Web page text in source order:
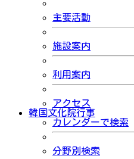
主要活動
施設案内
利用案内
アクセス
韓国文化院行事
カレンダーで検索
分野別検索